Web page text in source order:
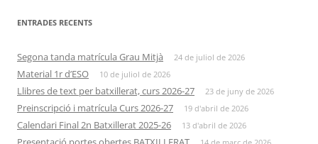
ENTRADES RECENTS
Segona tanda matrícula Grau Mitjà 24 de juliol de 2026
Material 1r d’ESO 10 de juliol de 2026
Llibres de text per batxillerat, curs 2026-27 23 de juny de 2026
Preinscripció i matrícula Curs 2026-27 19 d'abril de 2026
Calendari Final 2n Batxillerat 2025-26 13 d'abril de 2026